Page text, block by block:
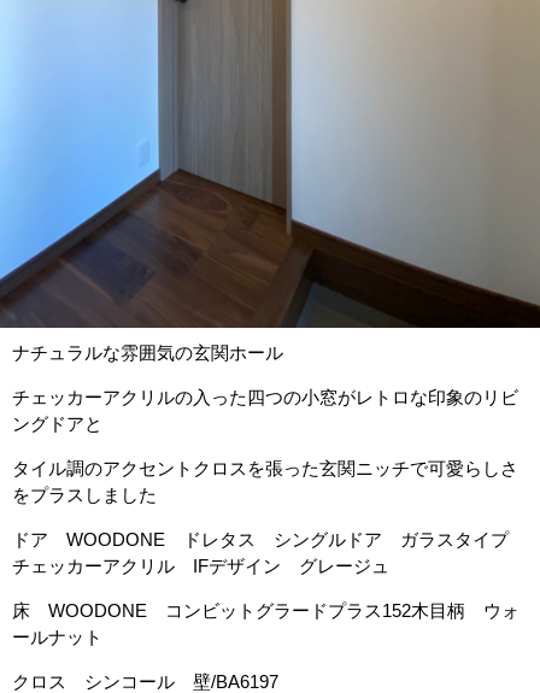
ナチュラルな雰囲気の玄関ホール
チェッカーアクリルの入った四つの小窓がレトロな印象のリビ
ングドアと
タイル調のアクセントクロスを張った玄関ニッチで可愛らしさ
をプラスしました
ドア WOODONE ドレタス シングルドア ガラスタイプ
チェッカーアクリル IFデザイン グレージュ
床 WOODONE コンビットグラードプラス152木目柄 ウォ
ールナット
クロス シンコール 壁/BA6197